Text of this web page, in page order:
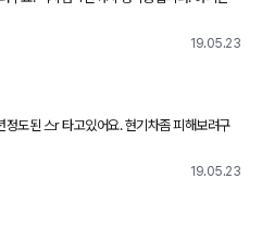
19.05.23
19.05.23